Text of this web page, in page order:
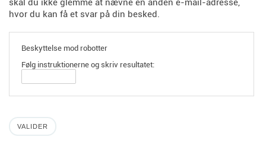
skal du ikke glemme at nævne en anden e-mail-adresse,
hvor du kan få et svar på din besked.
Beskyttelse mod robotter
Følg instruktionerne og skriv resultatet: